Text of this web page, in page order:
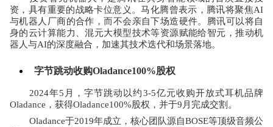
资，具有重要的战略卡位意义。马化腾曾表示，腾讯将聚焦AI
与机器人厂商的合作，而不会亲自下场造硬件。腾讯可以将自
身的云计算能力、混元大模型技术等资源赋能给智元，推动机
器人与AI的深度融合，加速其技术迭代和场景落地。
字节跳动收购Oladance100%股权
2024年5 月，字节跳动以约3-5亿元收购开放式耳机品牌
Oladance ，获得Oladance100% 股权，并于9 月完成交割。
Oladance于2019年成立，核心团队源自BOSE等顶级音频公